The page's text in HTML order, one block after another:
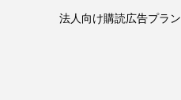
法人向け購読広告プラン